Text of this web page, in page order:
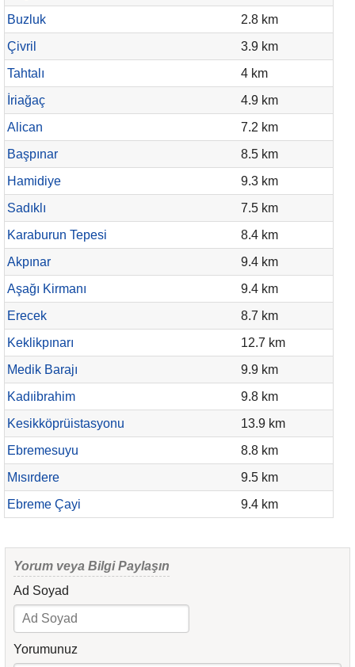
Buzluk
2.8 km
Çivril
3.9 km
Tahtalı
4 km
İriağaç
4.9 km
Alican
7.2 km
Başpınar
8.5 km
Hamidiye
9.3 km
Sadıklı
7.5 km
Karaburun Tepesi
8.4 km
Akpınar
9.4 km
Aşağı Kirmanı
9.4 km
Erecek
8.7 km
Keklikpınarı
12.7 km
Medik Barajı
9.9 km
Kadıibrahim
9.8 km
Kesikköprüistasyonu
13.9 km
Ebremesuyu
8.8 km
Mısırdere
9.5 km
Ebreme Çayi
9.4 km
Yorum veya Bilgi Paylaşın
Ad Soyad
Yorumunuz